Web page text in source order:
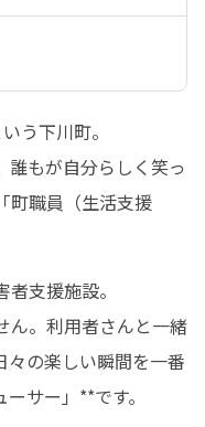
う下川町。
もが自分らしく笑っ
町職員（生活支援
支援施設。
ん。利用者さんと一緒
々の楽しい瞬間を一番
サー」**です。